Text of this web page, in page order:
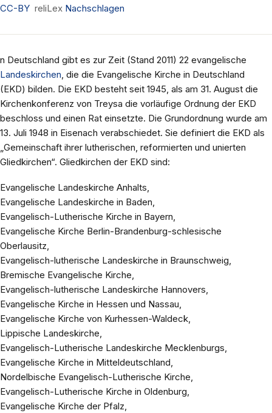
CC-BY reliLex Nachschlagen
n Deutschland gibt es zur Zeit (Stand 2011) 22 evangelische
Landeskirchen, die die Evangelische Kirche in Deutschland
(EKD) bilden. Die EKD besteht seit 1945, als am 31. August die
Kirchenkonferenz von Treysa die vorläufige Ordnung der EKD
beschloss und einen Rat einsetzte. Die Grundordnung wurde am
13. Juli 1948 in Eisenach verabschiedet. Sie definiert die EKD als
„Gemeinschaft ihrer lutherischen, reformierten und unierten
Gliedkirchen“. Gliedkirchen der EKD sind:
Evangelische Landeskirche Anhalts,
Evangelische Landeskirche in Baden,
Evangelisch-Lutherische Kirche in Bayern,
Evangelische Kirche Berlin-Brandenburg-schlesische
Oberlausitz,
Evangelisch-lutherische Landeskirche in Braunschweig,
Bremische Evangelische Kirche,
Evangelisch-lutherische Landeskirche Hannovers,
Evangelische Kirche in Hessen und Nassau,
Evangelische Kirche von Kurhessen-Waldeck,
Lippische Landeskirche,
Evangelisch-Lutherische Landeskirche Mecklenburgs,
Evangelische Kirche in Mitteldeutschland,
Nordelbische Evangelisch-Lutherische Kirche,
Evangelisch-Lutherische Kirche in Oldenburg,
Evangelische Kirche der Pfalz,